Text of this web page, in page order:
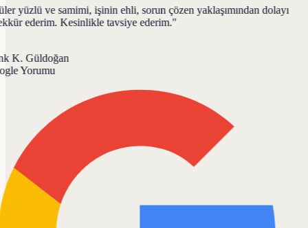
yüzlü ve samimi, işinin ehli, sorun çözen yaklaşımından dolayı
ederim. Kesinlikle tavsiye ederim."
K. Güldoğan
Yorumu